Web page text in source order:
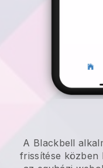
A Blackbell
frissítése közben